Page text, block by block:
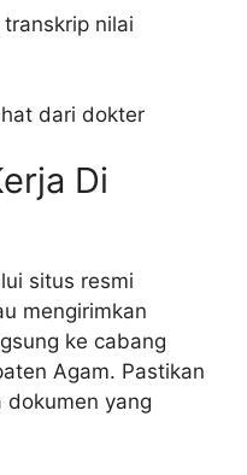
nilai
dari dokter
Di
situs resmi
mengirimkan
ke cabang
Agam. Pastikan
dokumen yang